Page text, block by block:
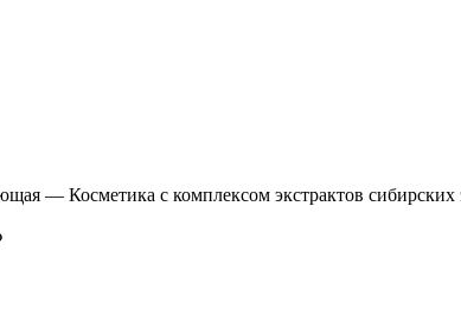
— Косметика с комплексом экстрактов сибирских